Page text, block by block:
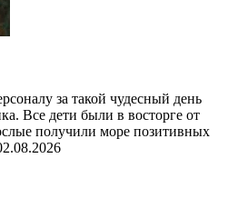
за такой чудесный день
Все дети были в восторге от
получили море позитивных